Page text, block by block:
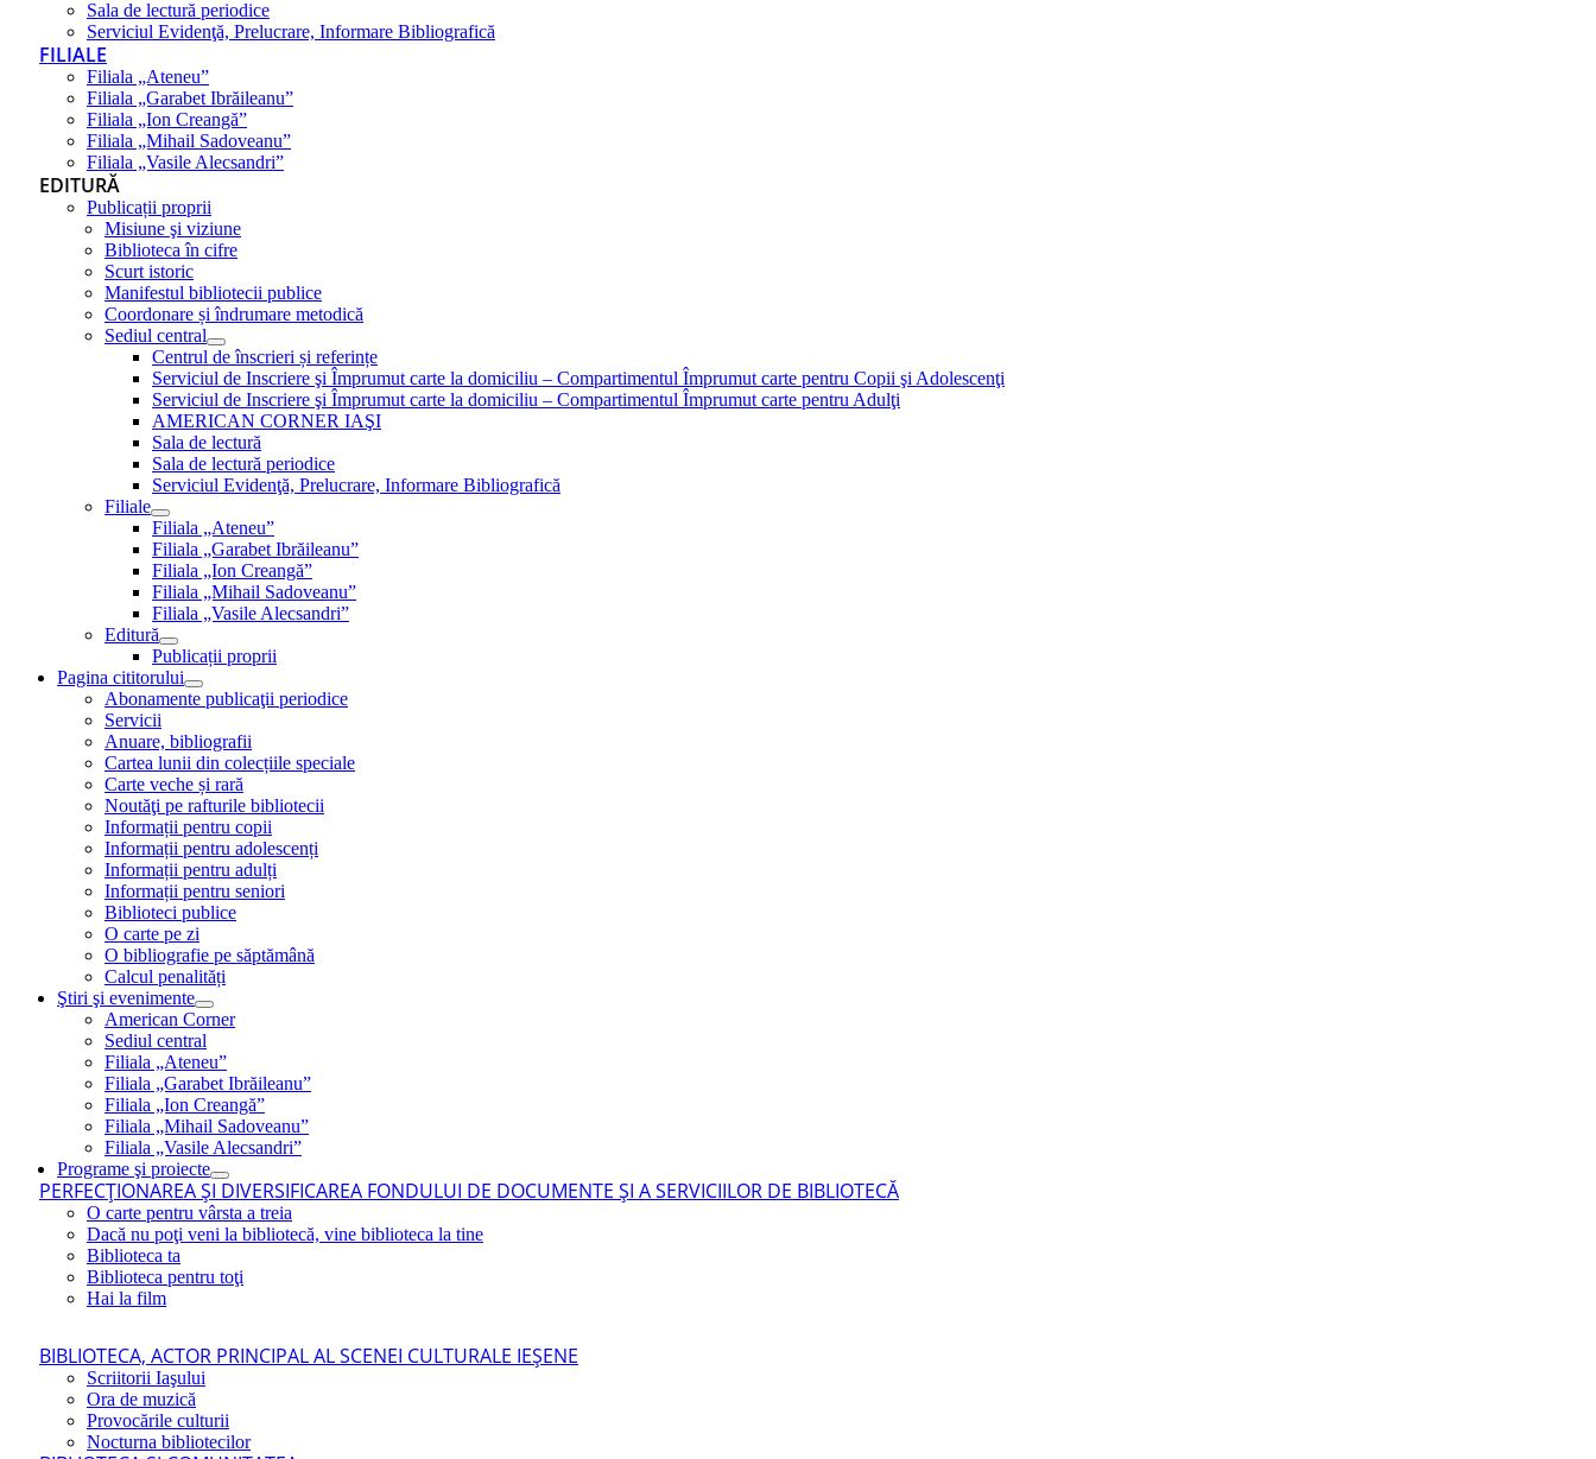
Sala de lectură periodice
Serviciul Evidenţă, Prelucrare, Informare Bibliografică
FILIALE
Filiala „Ateneu”
Filiala „Garabet Ibrăileanu”
Filiala „Ion Creangă”
Filiala „Mihail Sadoveanu”
Filiala „Vasile Alecsandri”
EDITURĂ
Publicații proprii
Misiune şi viziune
Biblioteca în cifre
Scurt istoric
Manifestul bibliotecii publice
Coordonare și îndrumare metodică
Sediul central
Centrul de înscrieri și referințe
Serviciul de Inscriere şi Împrumut carte la domiciliu – Compartimentul Împrumut carte pentru Copii şi Adolescenţi
Serviciul de Inscriere şi Împrumut carte la domiciliu – Compartimentul Împrumut carte pentru Adulţi
AMERICAN CORNER IAŞI
Sala de lectură
Sala de lectură periodice
Serviciul Evidenţă, Prelucrare, Informare Bibliografică
Filiale
Filiala „Ateneu”
Filiala „Garabet Ibrăileanu”
Filiala „Ion Creangă”
Filiala „Mihail Sadoveanu”
Filiala „Vasile Alecsandri”
Editură
Publicații proprii
Pagina cititorului
Abonamente publicaţii periodice
Servicii
Anuare, bibliografii
Cartea lunii din colecțiile speciale
Carte veche și rară
Noutăţi pe rafturile bibliotecii
Informații pentru copii
Informații pentru adolescenți
Informații pentru adulți
Informații pentru seniori
Biblioteci publice
O carte pe zi
O bibliografie pe săptămână
Calcul penalități
Ştiri şi evenimente
American Corner
Sediul central
Filiala „Ateneu”
Filiala „Garabet Ibrăileanu”
Filiala „Ion Creangă”
Filiala „Mihail Sadoveanu”
Filiala „Vasile Alecsandri”
Programe şi proiecte
PERFECŢIONAREA ŞI DIVERSIFICAREA FONDULUI DE DOCUMENTE ŞI A SERVICIILOR DE BIBLIOTECĂ
O carte pentru vârsta a treia
Dacă nu poţi veni la bibliotecă, vine biblioteca la tine
Biblioteca ta
Biblioteca pentru toţi
Hai la film
BIBLIOTECA, ACTOR PRINCIPAL AL SCENEI CULTURALE IEŞENE
Scriitorii Iaşului
Ora de muzică
Provocările culturii
Nocturna bibliotecilor